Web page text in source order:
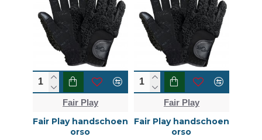
Fair Play
Fair Play handschoen
orso
Fair Play
Fair Play handschoen
orso